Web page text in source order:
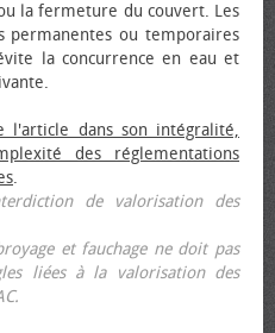
la fermeture du couvert. Les
permanentes ou temporaires
la concurrence en eau et
dans son intégralité,
des réglementations
.
de valorisation des
et fauchage ne doit pas
liées à la valorisation des